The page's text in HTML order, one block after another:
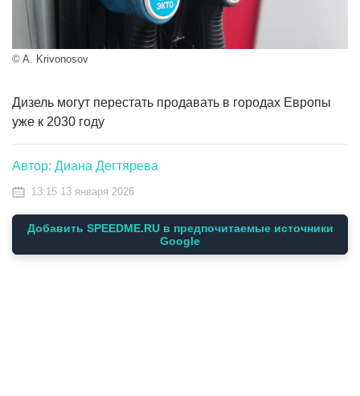
© A. Krivonosov
Дизель могут перестать продавать в городах Европы
уже к 2030 году
Автор: Диана Дегтярева
13:15 13 января 2026
Добавить SPEEDME.RU в предпочитаемые источники
Google